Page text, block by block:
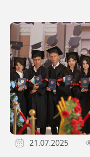
21.07.2025